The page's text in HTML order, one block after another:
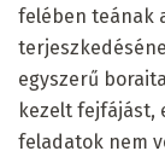
felében teának
egyszerű
kezelt fejfájást,
feladatok nem